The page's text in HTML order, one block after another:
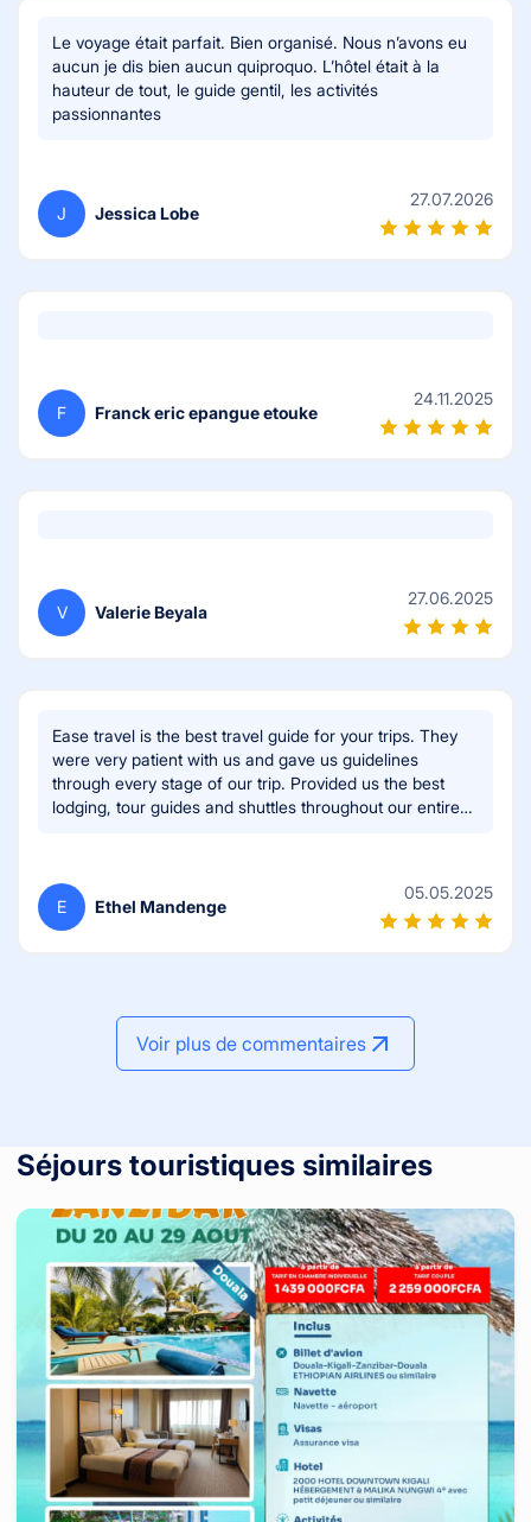
Le voyage était parfait. Bien organisé. Nous n’avons eu
aucun je dis bien aucun quiproquo. L’hôtel était à la
hauteur de tout, le guide gentil, les activités
passionnantes
J Jessica Lobe
27.07.2026
F Franck eric epangue etouke
24.11.2025
V Valerie Beyala
27.06.2025
Ease travel is the best travel guide for your trips. They
were very patient with us and gave us guidelines
through every stage of our trip. Provided us the best
lodging, tour guides and shuttles throughout our entire
E
Ethel Mandenge
05.05.2025
Voir plus de commentaires
Séjours touristiques similaires